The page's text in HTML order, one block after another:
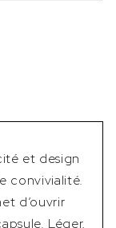
et design
convivialité.
d’ouvrir
Léger,